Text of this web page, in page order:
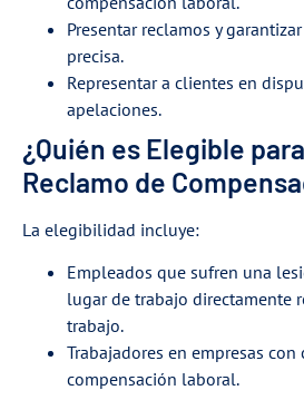
Presentar reclamos y
precisa.
Representar a clientes en
apelaciones.
¿Quién es Elegible
Reclamo de
La elegibilidad incluye:
Empleados que sufren una
lugar de trabajo directamente
trabajo.
Trabajadores en empresas
compensación laboral.